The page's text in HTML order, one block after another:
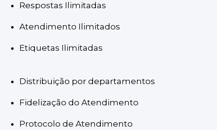
Respostas Ilimitadas
Atendimento Ilimitados
Etiquetas Ilimitadas
Distribuição por departamentos
Fidelização do Atendimento
Protocolo de Atendimento